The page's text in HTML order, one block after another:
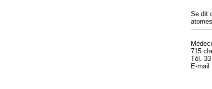
Se dit
715
Tél. 33
E-mail